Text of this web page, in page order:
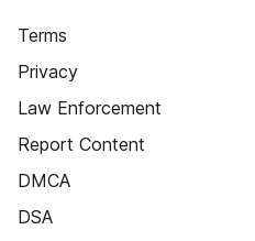
Terms
Privacy
Law Enforcement
Report Content
DMCA
DSA